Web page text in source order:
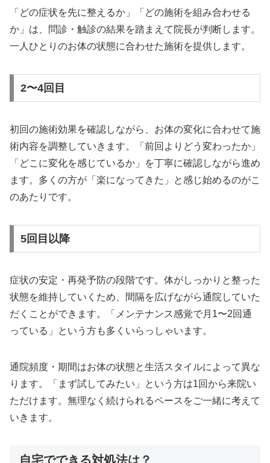
「どの症状を先に整えるか」「どの施術を組み合わせる
か」は、問診・触診の結果を踏まえて院長が判断します。
一人ひとりのお体の状態に合わせた施術を提供します。
2〜4回目
初回の施術効果を確認しながら、お体の変化に合わせて施
術内容を調整していきます。「前回よりどう変わったか」
「どこに変化を感じているか」を丁寧に確認しながら進め
ます。多くの方が「楽になってきた」と感じ始めるのがこ
のあたりです。
5回目以降
症状の安定・再発予防の段階です。体がしっかりと整った
状態を維持していくため、間隔を広げながら通院していた
だくことができます。「メンテナンス感覚で月1〜2回通
っている」という方も多くいらっしゃいます。
通院頻度・期間はお体の状態と生活スタイルによって異な
ります。「まず試してみたい」という方は1回から来院い
ただけます。無理なく続けられるペースをご一緒に考えて
いきます。
自宅でできる対処法は？